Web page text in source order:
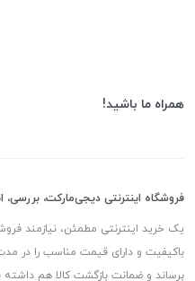
همراه ما باشید!
فروشگاه اینترنتی دیجی‌مارکت، بررسی،
یک خرید اینترنتی مطمئن، نیازمند
باکیفیت و دارای قیمت مناسب را در
برساند و ضمانت بازگشت کالا هم داشته